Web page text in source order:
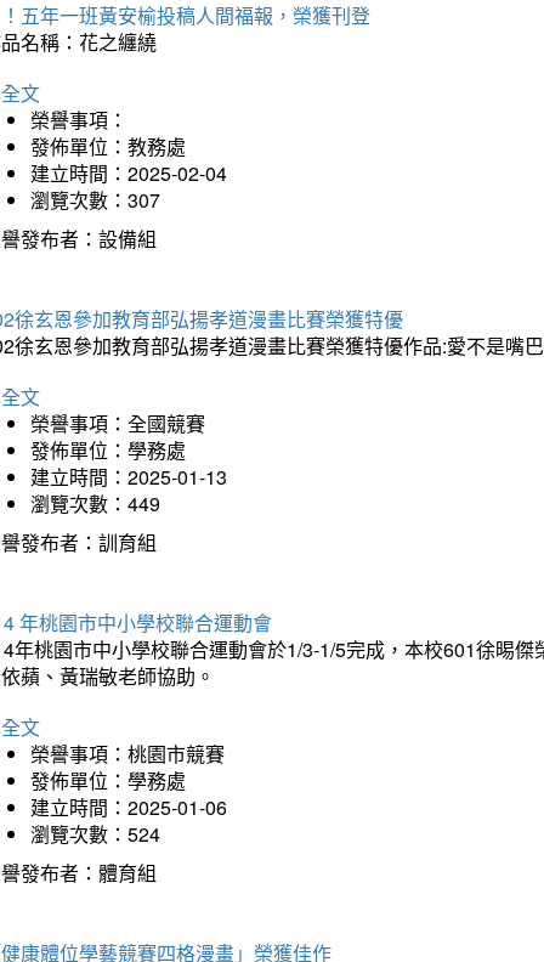
五年一班黃安榆投稿人間福報，榮獲刊登
名稱：花之纏繞
文
榮譽事項：
發佈單位：教務處
建立時間：2025-02-04
瀏覽次數：307
發布者：設備組
徐玄恩參加教育部弘揚孝道漫畫比賽榮獲特優
徐玄恩參加教育部弘揚孝道漫畫比賽榮獲特優作品:愛不是嘴
文
榮譽事項：全國競賽
發佈單位：學務處
建立時間：2025-01-13
瀏覽次數：449
發布者：訓育組
年桃園市中小學校聯合運動會
年桃園市中小學校聯合運動會於1/3-1/5完成，本校601徐晹
蘋、黃瑞敏老師協助。
文
榮譽事項：桃園市競賽
發佈單位：學務處
建立時間：2025-01-06
瀏覽次數：524
發布者：體育組
康體位學藝競賽四格漫畫」榮獲佳作